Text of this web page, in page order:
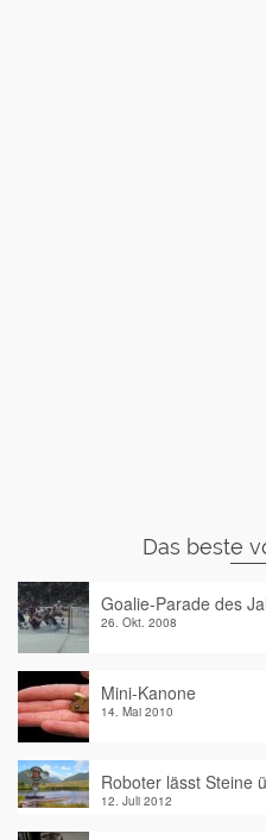
Das beste
Goalie-Parade des
26. Okt. 2008
Mini-Kanone
14. Mai 2010
Roboter lässt Steine
12. Juli 2012